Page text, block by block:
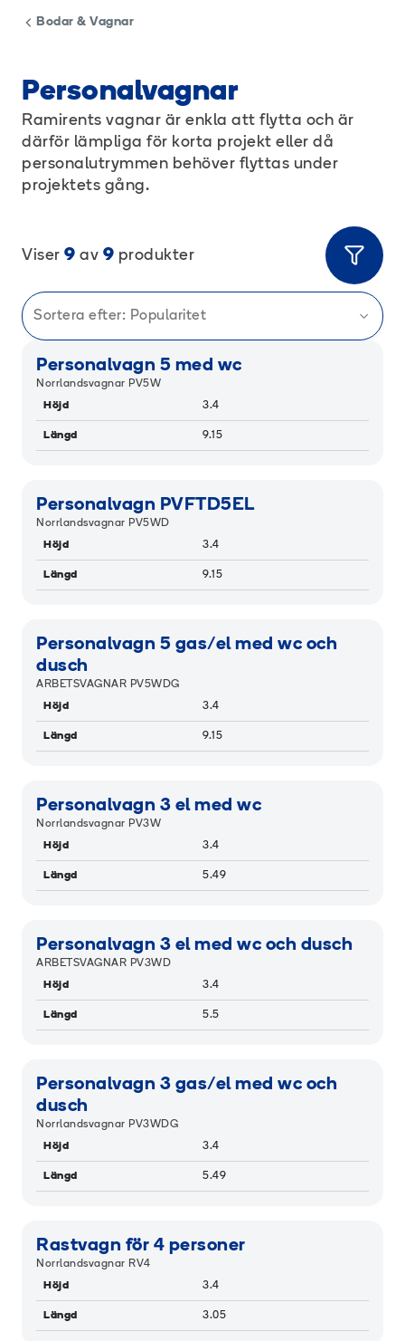
Bodar & Vagnar
Personalvagnar
Ramirents vagnar är enkla att flytta och är
därför lämpliga för korta projekt eller då
personalutrymmen behöver flyttas under
projektets gång.
Viser 9 av 9 produkter
Sortera efter: Popularitet
Personalvagn 5 med wc
Norrlandsvagnar PV5W
Höjd
3.4
Längd 9.15
Personalvagn PVFTD5EL
Norrlandsvagnar PV5WD
Höjd
3.4
Längd 9.15
Personalvagn 5 gas/el med wc och
dusch
ARBETSVAGNAR PV5WDG
Höjd
3.4
Längd 9.15
Personalvagn 3 el med wc
Norrlandsvagnar PV3W
Höjd
3.4
Längd 5.49
Personalvagn 3 el med wc och dusch
ARBETSVAGNAR PV3WD
Höjd
3.4
Längd 5.5
Personalvagn 3 gas/el med wc och
dusch
Norrlandsvagnar PV3WDG
Höjd
3.4
Längd 5.49
Rastvagn för 4 personer
Norrlandsvagnar RV4
Höjd
3.4
Längd 3.05